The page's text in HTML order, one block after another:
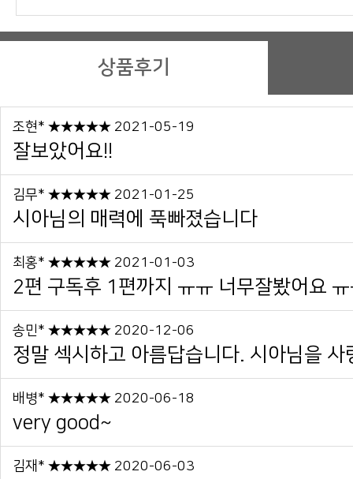
상품후기
조현* ★★★★★ 2021-05-19
잘보았어요!!
김무* ★★★★★ 2021-01-25
시아님의 매력에 푹빠졌습니다
최홍* ★★★★★ 2021-01-03
2편 구독후 1편까지 ㅠㅠ 너무잘봤어요
송민* ★★★★★ 2020-12-06
정말 섹시하고 아름답습니다. 시아님을 사
배병* ★★★★★ 2020-06-18
very good~
김재* ★★★★★ 2020-06-03